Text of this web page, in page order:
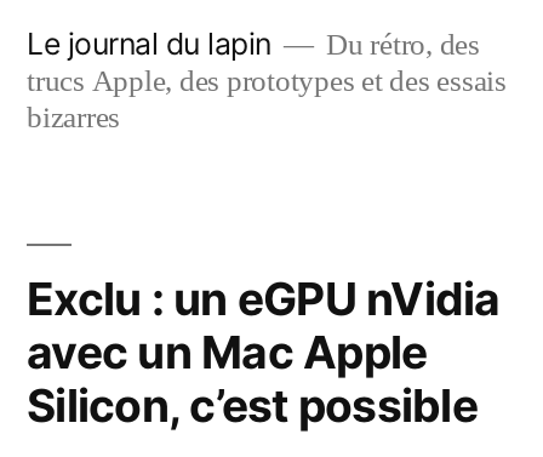
contenu
Le journal du lapin
Du rétro, des
trucs Apple, des prototypes et des essais
bizarres
Exclu : un eGPU nVidia
avec un Mac Apple
Silicon, c’est possible